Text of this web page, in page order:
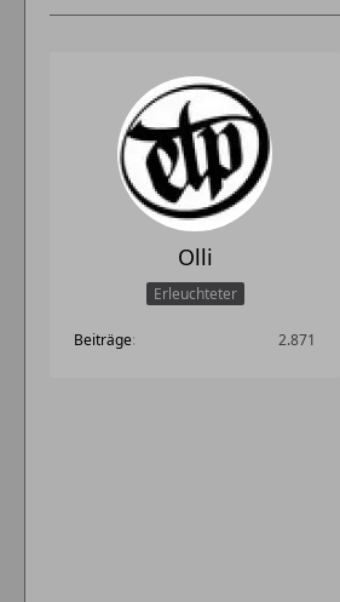
Olli
Erleuchteter
Beiträge 2.871